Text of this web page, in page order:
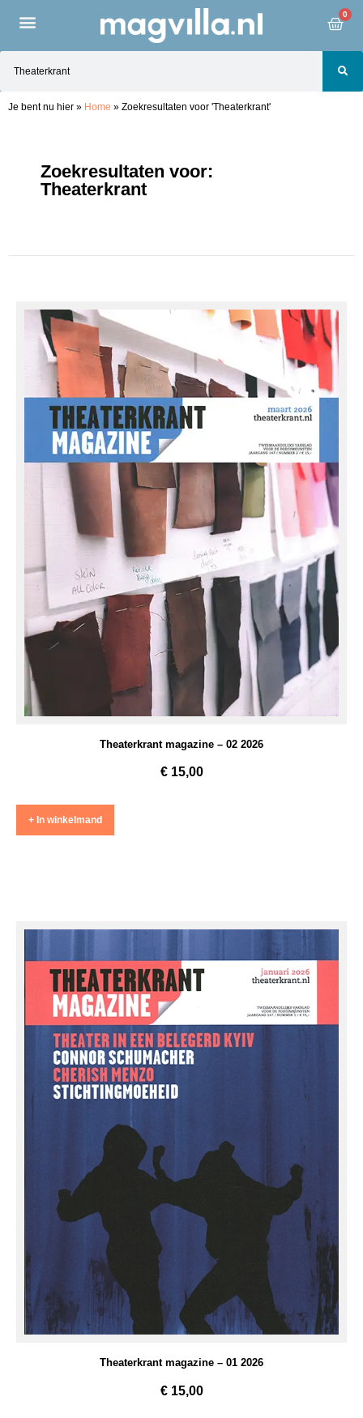
0
Je bent nu hier » Home » Zoekresultaten voor 'Theaterkrant'
Zoekresultaten voor:
Theaterkrant
Theaterkrant magazine – 02 2026
€15,00
+ In winkelmand
Theaterkrant magazine – 01 2026
€15,00